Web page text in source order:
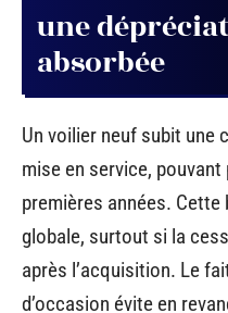
une
absorbée
Un voilier neuf subit une
mise en service, pouvant
premières années.
globale, surtout si la
après l’acquisition. Le
d’occasion évite en